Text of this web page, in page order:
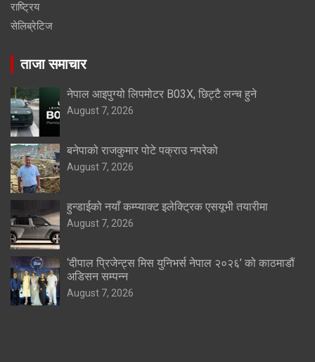
राष्ट्रिय
सेलिब्रेटिज
ताजा समाचार
नेपाल आइपुग्यो लिपमोटर B03X, छिट्टै लन्च हुने
August 7, 2026
बनेपाको राजकुमार पोटे पक्राउ नपरेको
August 7, 2026
हुन्डाईको नयाँ कम्प्याक्ट इलेक्ट्रिक एसयूभी तयारीमा
August 7, 2026
‘दीपाल प्रिजेन्ट्स मिस युनिभर्स नेपाल २०२६’ को काठमाडौं
अडिसन सम्पन्न
August 7, 2026